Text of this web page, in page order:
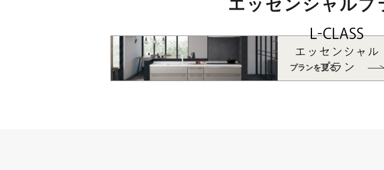
エッセンシャルプ
プランを見る